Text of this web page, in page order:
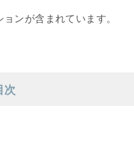
ンが含まれています。
次